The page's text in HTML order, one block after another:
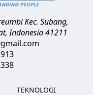
Kec. Subang,
,Indonesia41211
TEKNOLOGI